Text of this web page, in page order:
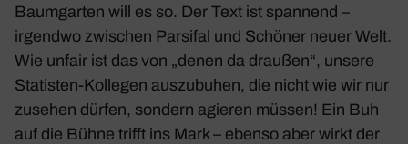
Baum­garten will es so. Der Text ist span­nend –
irgendwo zwischen Parsifal und Schöner neuer Welt.
Wie unfair ist das von „denen da draußen“, unsere
Statisten-Kollegen auszu­buhen, die nicht wie wir nur
zusehen dürfen, sondern agieren müssen! Ein Buh
auf die Bühne trifft ins Mark – ebenso aber wirkt der